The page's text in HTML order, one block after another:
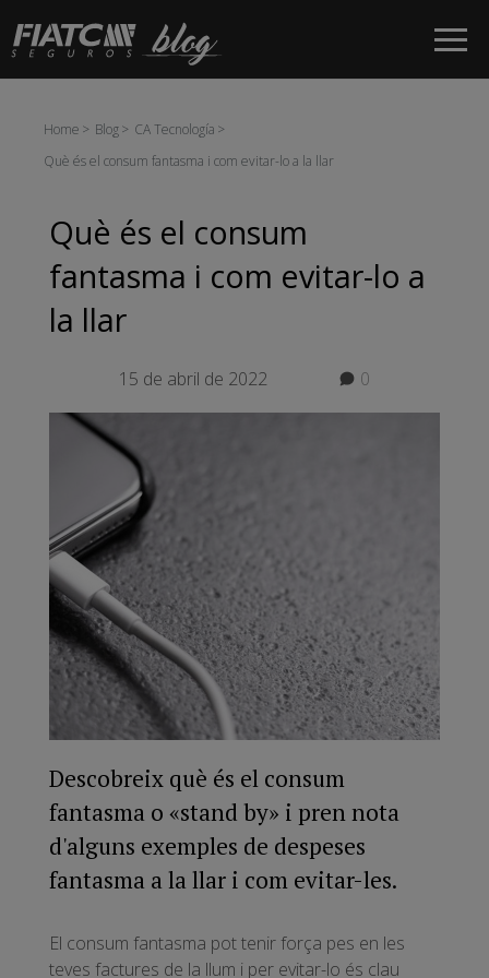
Salta al contingut principal
Home Blog
CA Tecnología
Què és el consum fantasma i com evitar-lo a la llar
Què és el consum
fantasma i com evitar-lo a
la llar
15 de abril de 2022 0
Descobreix què és el consum
fantasma o «stand by» i pren nota
d'alguns exemples de despeses
fantasma a la llar i com evitar-les.
El consum fantasma pot tenir força pes en les
teves factures de la llum i per evitar-lo és clau